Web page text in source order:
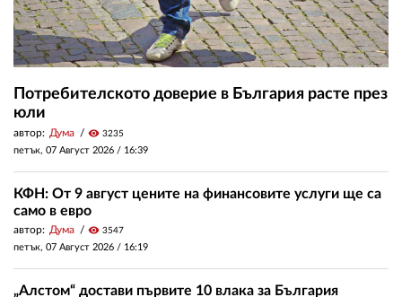
Потребителското доверие в България расте през
юли
автор: Дума visibility 3235
петък, 07 Август 2026 / 16:39
КФН: От 9 август цените на финансовите услуги ще са
само в евро
автор: Дума visibility 3547
петък, 07 Август 2026 / 16:19
„Алстом“ достави първите 10 влака за България